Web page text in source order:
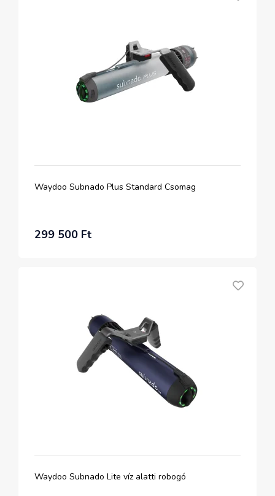
Waydoo Subnado Plus Standard Csomag
299 500 Ft
Waydoo Subnado Lite víz alatti robogó